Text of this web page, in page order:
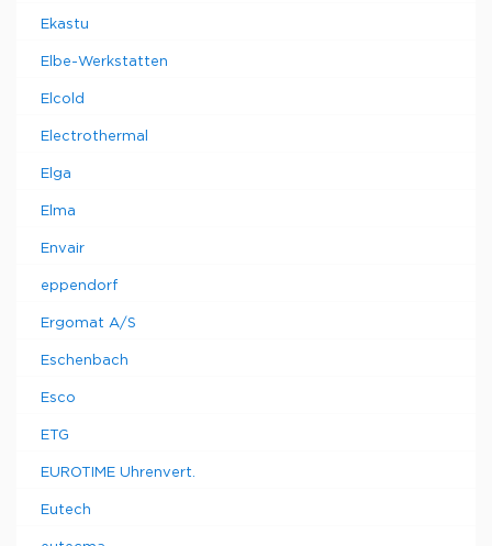
Ekastu
Elbe-Werkstatten
Elcold
Electrothermal
Elga
Elma
Envair
eppendorf
Ergomat A/S
Eschenbach
Esco
ETG
EUROTIME Uhrenvert.
Eutech